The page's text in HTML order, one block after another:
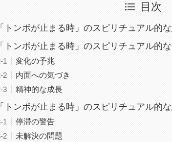
目次
「トンボが止まる時」のスピリチュアル的
「トンボが止まる時」のスピリチュアル的
変化の予兆
内面への気づき
精神的な成長
「トンボが止まる時」のスピリチュアル的
停滞の警告
未解決の問題